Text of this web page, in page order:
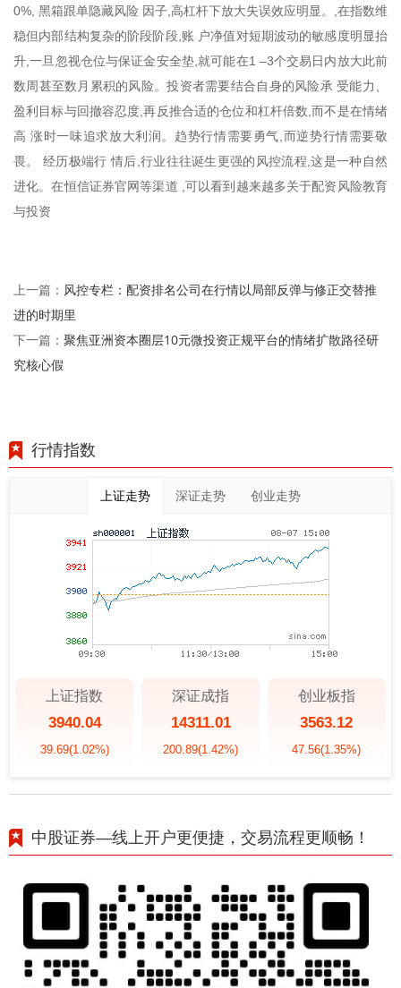
0%, 黑箱跟单隐藏风险 因子,高杠杆下放大失误效应明显。,在指数维
稳但内部结构复杂的阶段阶段,账 户净值对短期波动的敏感度明显抬
升,一旦忽视仓位与保证金安全垫,就可能在1 –3个交易日内放大此前
数周甚至数月累积的风险。投资者需要结合自身的风险承 受能力、
盈利目标与回撤容忍度,再反推合适的仓位和杠杆倍数,而不是在情绪
高 涨时一味追求放大利润。趋势行情需要勇气,而逆势行情需要敬
畏。 经历极端行 情后,行业往往诞生更强的风控流程,这是一种自然
进化。在恒信证券官网等渠道 ,可以看到越来越多关于配资风险教育
与投资
上一篇： 风控专栏：配资排名公司在行情以局部反弹与修正交替推
进的时期里
下一篇： 聚焦亚洲资本圈层10元微投资正规平台的情绪扩散路径研
究核心假
行情指数
上证走势 深证走势 创业走势
上证指数
3940.04
39.69(1.02%)
深证成指
14311.01
200.89(1.42%)
创业板指
3563.12
47.56(1.35%)
中股证券—线上开户更便捷，交易流程更顺畅！